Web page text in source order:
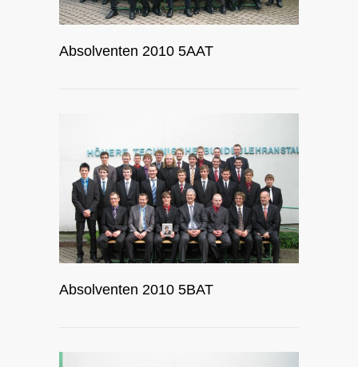
Absolventen 2010 5AAT
Absolventen 2010 5BAT